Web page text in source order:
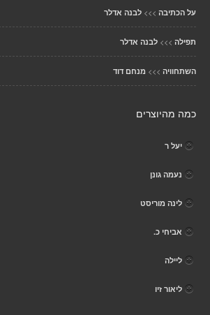
על הכתיבה >>> לבנה אדלר
תפילה >>> לבנה אדלר
השתחוויה >>> מנחם דוד
כמה מהיוצרים
יעל ר
נעמה גונן
לינה מוריסט
אביחי כ.
ליילה
ליאור זיו